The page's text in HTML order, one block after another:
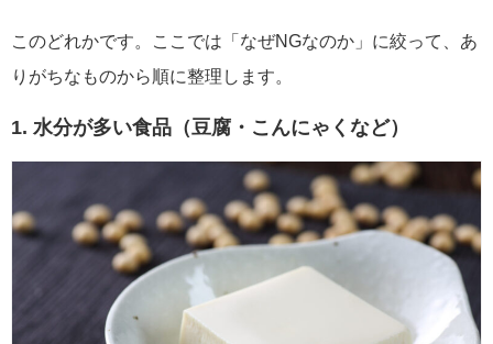
このどれかです。ここでは「なぜNGなのか」に絞って、あ
りがちなものから順に整理します。
1. 水分が多い食品（豆腐・こんにゃくなど）